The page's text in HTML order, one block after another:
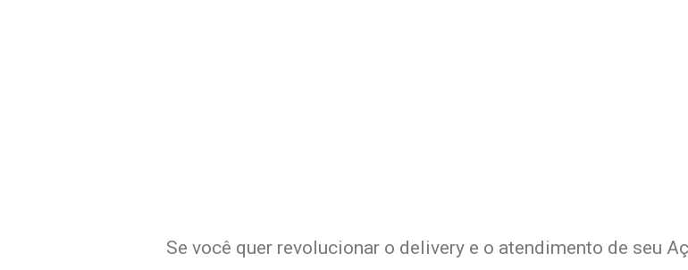
Se você quer revolucionar o delivery e o atendimento de seu